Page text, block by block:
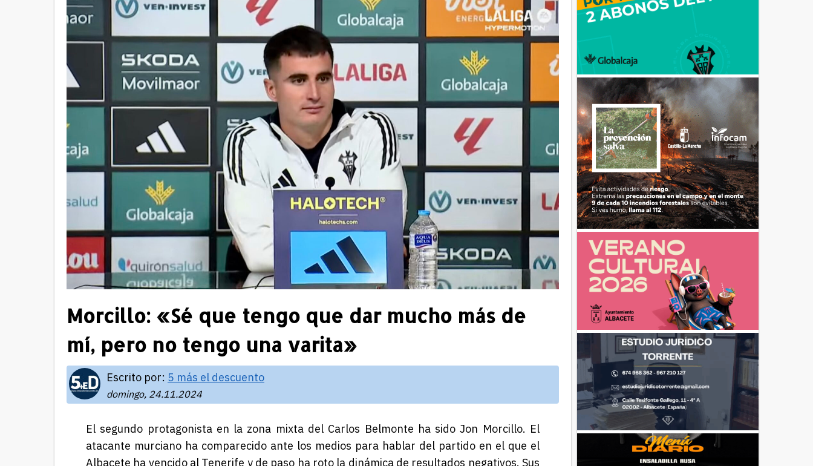
Morcillo: «Sé que tengo que dar mucho más de
mí, pero no tengo una varita»
Escrito por: 5 más el descuento
domingo, 24.11.2024
El segundo protagonista en la zona mixta del Carlos Belmonte ha sido Jon Morcillo. El
atacante murciano ha comparecido ante los medios para hablar del partido en el que el
Albacete ha vencido al Tenerife y de paso ha roto la dinámica de resultados negativos. Sus